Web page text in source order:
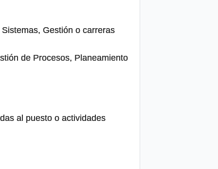
Gestión o carreras
de Procesos, Planeamiento
al puesto o actividades